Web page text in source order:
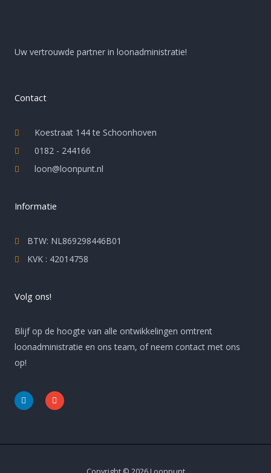
Uw vertrouwde partner in loonadministratie!
Contact
Koestraat 144 te Schoonhoven
0182 - 244166
loon@loonpunt.nl
Informatie
BTW: NL869298446B01
KVK : 42014758
Volg ons!
Blijf op de hoogte van alle ontwikkelingen omtrent
loonadministratie en ons team, of neem contact met ons
op!
L
i
n
i
E
n
v
p